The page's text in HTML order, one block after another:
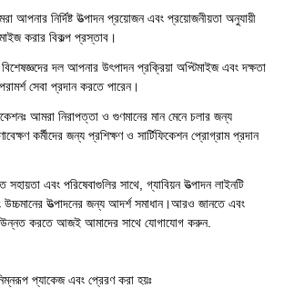
আপনার নির্দিষ্ট উত্পাদন প্রয়োজন এবং প্রয়োজনীয়তা অনুযায়ী
করার বিকল্প প্রস্তাব।
বিশেষজ্ঞদের দল আপনার উৎপাদন প্রক্রিয়া অপ্টিমাইজ এবং দক্ষতা
সেবা প্রদান করতে পারেন।
আমরা নিরাপত্তা ও গুণমানের মান মেনে চলার জন্য
কর্মীদের জন্য প্রশিক্ষণ ও সার্টিফিকেশন প্রোগ্রাম প্রদান
এবং পরিষেবাগুলির সাথে, গ্যাবিয়ন উত্পাদন লাইনটি
উচ্চমানের উত্পাদনের জন্য আদর্শ সমাধান।আরও জানতে এবং
উন্নত করতে আজই আমাদের সাথে যোগাযোগ করুন.
প্যাকেজ এবং প্রেরণ করা হয়ঃ